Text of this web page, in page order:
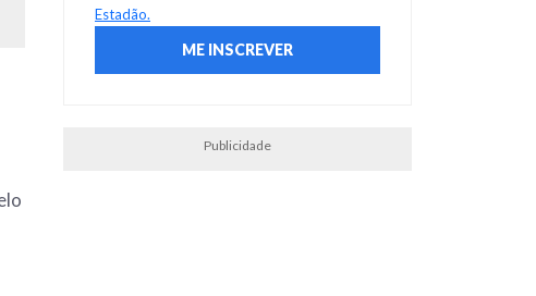
Estadão.
Publicidade